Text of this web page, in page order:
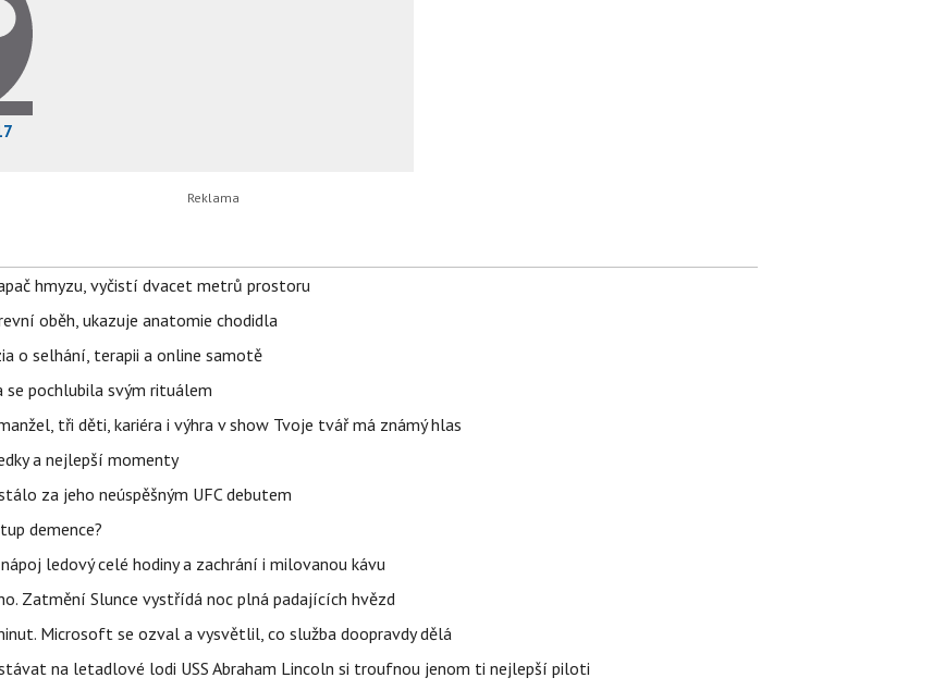
hmyzu, vyčistí dvacet metrů prostoru
oběh, ukazuje anatomie chodidla
o selhání, terapii a online samotě
se pochlubila svým rituálem
tři děti, kariéra i výhra v show Tvoje tvář má známý hlas
a nejlepší momenty
za jeho neúspěšným UFC debutem
demence?
ledový celé hodiny a zachrání i milovanou kávu
Zatmění Slunce vystřídá noc plná padajících hvězd
Microsoft se ozval a vysvětlil, co služba doopravdy dělá
na letadlové lodi USS Abraham Lincoln si troufnou jenom ti nejlepší piloti